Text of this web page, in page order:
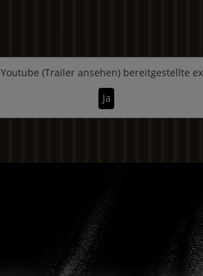
Youtube (Trailer ansehen) bereitgestellte
Ja